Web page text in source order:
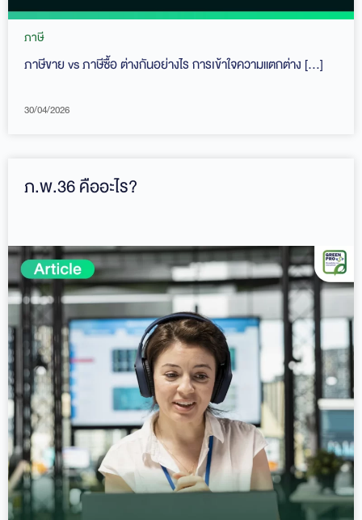
ภาษี
ภาษีขาย vs ภาษีซื้อ ต่างกันอย่างไร การเข้าใจความแตกต่าง […]
30/04/2026
ภ.พ.36 คืออะไร?